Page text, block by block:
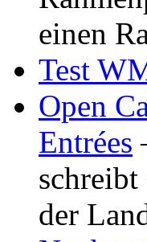
einen
Test
Open
Entrées
der